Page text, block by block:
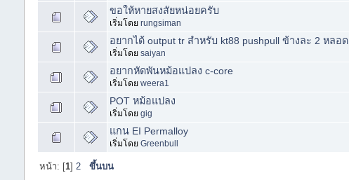
ขอให้หายสงสัยหน่อยครับ
เริ่มโดย rungsiman
อยากได้ output tr สำหรับ kt88 pushpull ข้างละ 2 หลอด
เริ่มโดย saiyan
อยากหัดพันหม้อแปลง c-core
เริ่มโดย weera1
POT หม้อแปลง
เริ่มโดย gig
แกน EI Permalloy
เริ่มโดย Greenbull
หน้า: [1] 2 ขึ้นบน